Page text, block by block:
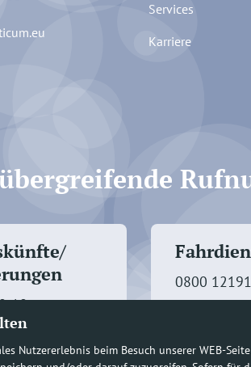
Nutzererlebnis beim Besuch unserer WEB-
Services
Karriere
10
0800